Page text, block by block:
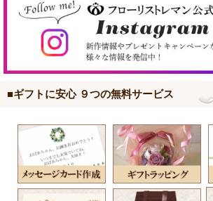
■ギフトに安心 ９つの無料サービス